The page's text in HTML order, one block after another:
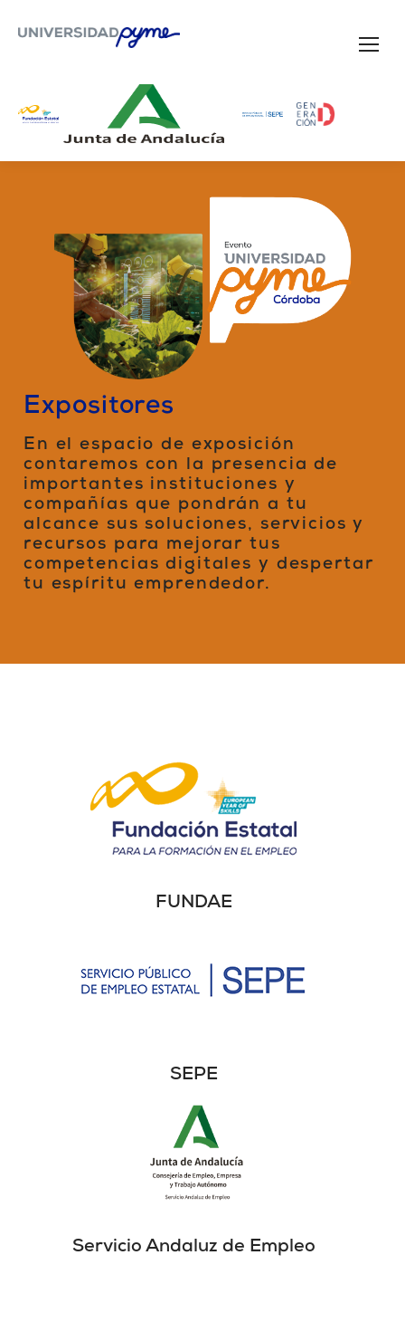
En el espacio de exposición
contaremos con la presencia de
importantes instituciones y
compañías que pondrán a tu
alcance sus soluciones, servicios y
recursos para mejorar tus
competencias digitales y despertar
tu espíritu emprendedor.
Expositores
FUNDAE
SEPE
Servicio Andaluz de Empleo